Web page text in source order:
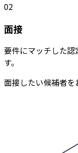
02
面接
要件にマッチした
す。
面接したい候補者を